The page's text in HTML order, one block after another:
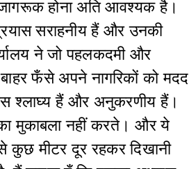
होना अति आवश्यक है।
सराहनीय हैं और उनकी
ने जो पहलकदमी और
बाहर फँसे अपने नागरिकों को मदद
श्लाघ्य हैं और अनुकरणीय हैं।
मुकाबला नहीं करते। और ये
मीटर दूर रहकर दिखानी